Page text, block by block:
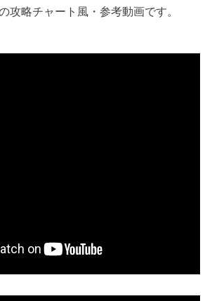
攻略チャート風・参考動画です。